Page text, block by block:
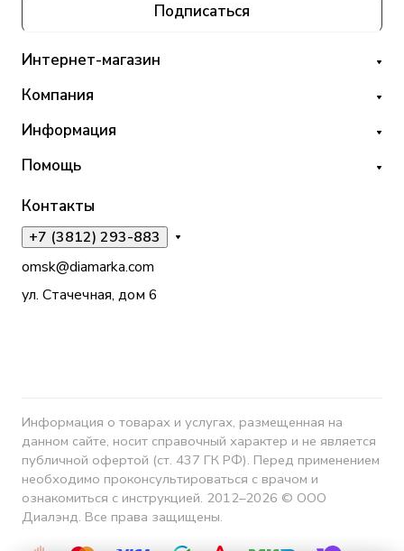
Подписаться
Интернет-магазин
Компания
Информация
Помощь
Контакты
+7 (3812) 293-883
omsk@diamarka.com
ул. Стачечная, дом 6
Информация о товарах и услугах, размещенная на
данном сайте, носит справочный характер и не является
публичной офертой (ст. 437 ГК РФ). Перед применением
необходимо проконсультироваться с врачом и
ознакомиться с инструкцией. 2012–2026 © ООО
Диалэнд. Все права защищены.